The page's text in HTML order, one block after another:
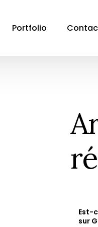
Création
Création de
Rédaction
Maximiser
Facebook
Portfolio
Est-
sur